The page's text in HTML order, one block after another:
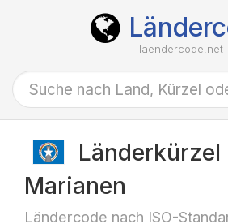
laendercode.net
Länderkürzel
Marianen
Ländercode nach ISO-